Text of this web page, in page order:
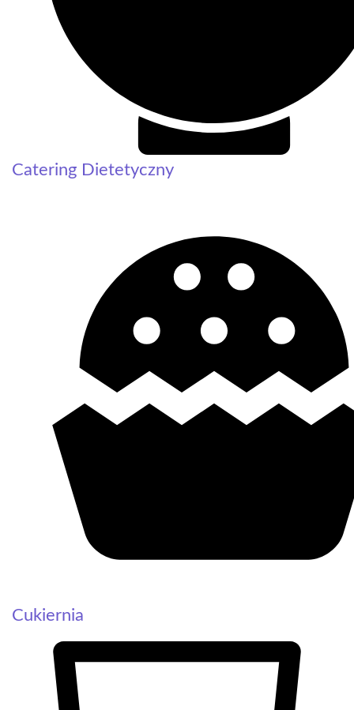
Catering Dietetyczny
Cukiernia